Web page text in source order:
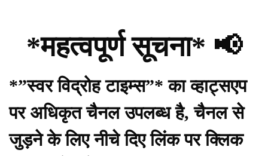
*महत्वपूर्ण सूचना* 📢
*”स्वर विद्रोह टाइम्स”* का व्हाट्सएप
पर अधिकृत चैनल उपलब्ध है, चैनल से
जुड़ने के लिए नीचे दिए लिंक पर क्लिक